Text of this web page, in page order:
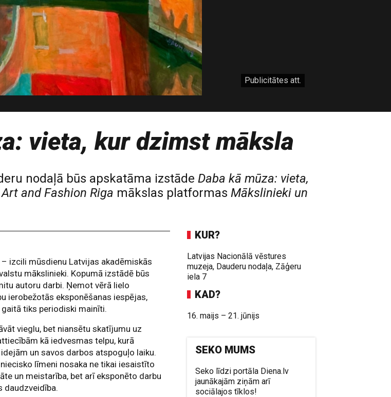
Publicitātes att.
vieta, kur dzimst māksla
nodaļā būs apskatāma izstāde Daba kā mūza: vieta,
Art and Fashion Riga mākslas platformas Mākslinieki un
izcili mūsdienu Latvijas akadēmiskās
mākslinieki. Kopumā izstādē būs
autoru darbi. Ņemot vērā lielo
ierobežotās eksponēšanas iespējas,
tiks periodiski mainīti.
vieglu, bet niansētu skatījumu uz
kā iedvesmas telpu, kurā
un savos darbos atspoguļo laiku.
līmeni nosaka ne tikai iesaistīto
un meistarība, bet arī eksponēto darbu
daudzveidība.
KUR?
Latvijas Nacionālā vēstures
muzeja, Dauderu nodaļa, Zāģeru
iela 7
KAD?
16. maijs – 21. jūnijs
SEKO MUMS
Seko līdzi portāla Diena.lv
jaunākajām ziņām arī
sociālajos tīklos!